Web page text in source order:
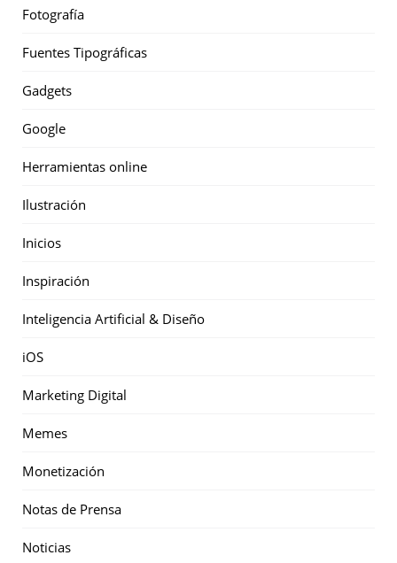
Fotografía
Fuentes Tipográficas
Gadgets
Google
Herramientas online
Ilustración
Inicios
Inspiración
Inteligencia Artificial & Diseño
iOS
Marketing Digital
Memes
Monetización
Notas de Prensa
Noticias